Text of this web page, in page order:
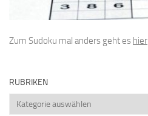
Zum Sudoku mal anders geht es hier
RUBRIKEN
Rubriken